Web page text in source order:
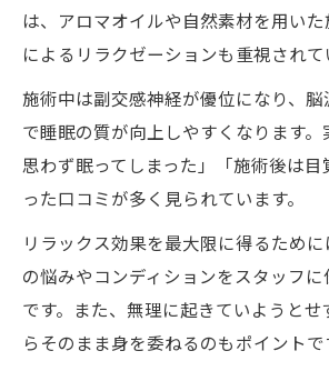
は、アロマオイルや自然素材を用い
によるリラクゼーションも重視されて
施術中は副交感神経が優位になり、脳
で睡眠の質が向上しやすくなります
思わず眠ってしまった」「施術後は
った口コミが多く見られています。
リラックス効果を最大限に得るため
の悩みやコンディションをスタッフ
です。また、無理に起きていようとせ
らそのまま身を委ねるのもポイントで